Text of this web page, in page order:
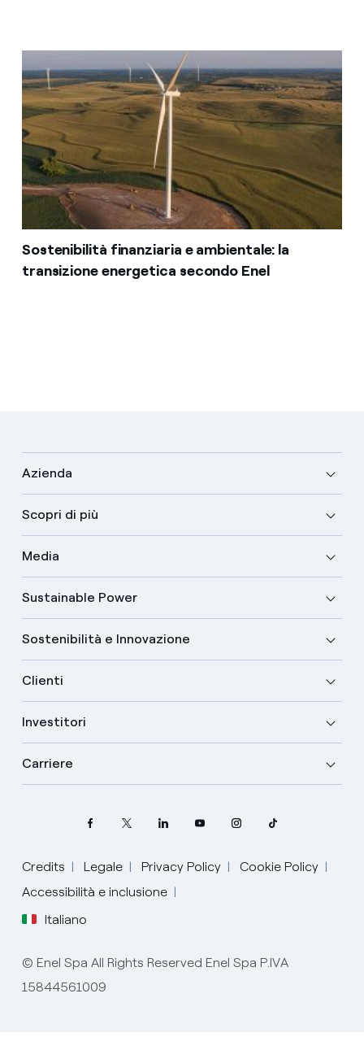
Sostenibilità finanziaria e ambientale: la
transizione energetica secondo Enel
Azienda
Scopri di più
Media
Sustainable Power
Sostenibilità e Innovazione
Clienti
Investitori
Carriere
Credits Legale Privacy Policy
Cookie Policy
Accessibilità e inclusione
Italiano
Seleziona la tua lingua
© Enel Spa All Rights Reserved Enel Spa P.IVA
15844561009